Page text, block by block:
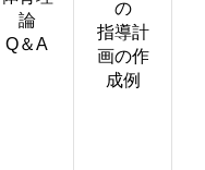
論
Q＆A
の
指導計
画の作
成例